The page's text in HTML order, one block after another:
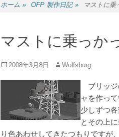
ホーム » OFP 製作日記 » マストに乗
マストに乗っか
投 2008年3月8日
投
者
Wolfsburg
ブリッジ
ャを作っ
少しずつ
とその上
り色あわせしてきたつもりですが